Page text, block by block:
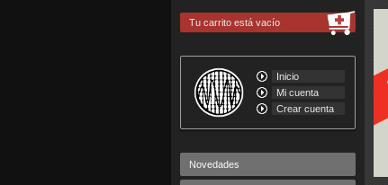
Tu carrito está vacío
Inicio
Mi cuenta
Crear cuenta
Novedades